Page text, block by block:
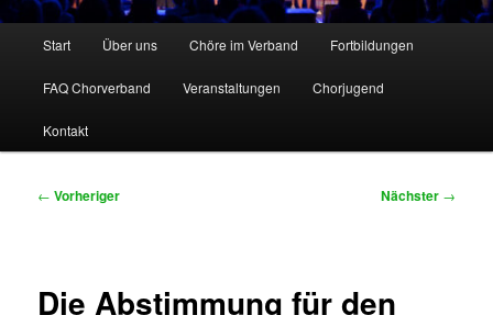
Start Über uns Chöre im Verband Fortbildungen
FAQ Chorverband Veranstaltungen Chorjugend
Kontakt
Beitragsnavigation
← Vorheriger Nächster →
Die Abstimmung für den